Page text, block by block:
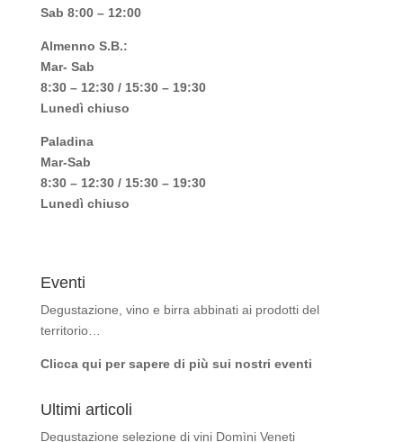
Sab 8:00 – 12:00
Almenno S.B.:
Mar- Sab
8:30 – 12:30 / 15:30 – 19:30
Lunedì chiuso
Paladina
Mar-Sab
8:30 – 12:30 / 15:30 – 19:30
Lunedì chiuso
Eventi
Degustazione, vino e birra abbinati ai prodotti del
territorio…
Clicca qui per sapere di più sui nostri eventi
Ultimi articoli
Degustazione selezione di vini Domìni Veneti